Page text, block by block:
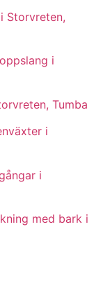
Storvreten,
i
Tumba
i
i
med bark i